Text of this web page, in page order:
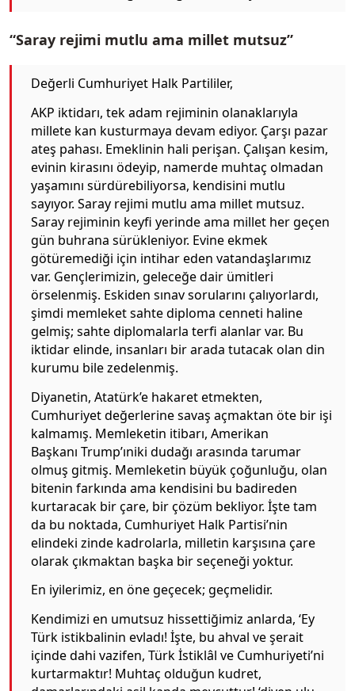
“Saray rejimi mutlu ama millet mutsuz”
Değerli Cumhuriyet Halk Partililer,
AKP iktidarı, tek adam rejiminin olanaklarıyla
millete kan kusturmaya devam ediyor. Çarşı pazar
ateş pahası. Emeklinin hali perişan. Çalışan kesim,
evinin kirasını ödeyip, namerde muhtaç olmadan
yaşamını sürdürebiliyorsa, kendisini mutlu
sayıyor. Saray rejimi mutlu ama millet mutsuz.
Saray rejiminin keyfi yerinde ama millet her geçen
gün buhrana sürükleniyor. Evine ekmek
götüremediği için intihar eden vatandaşlarımız
var. Gençlerimizin, geleceğe dair ümitleri
örselenmiş. Eskiden sınav sorularını çalıyorlardı,
şimdi memleket sahte diploma cenneti haline
gelmiş; sahte diplomalarla terfi alanlar var. Bu
iktidar elinde, insanları bir arada tutacak olan din
kurumu bile zedelenmiş.
Diyanetin, Atatürk’e hakaret etmekten,
Cumhuriyet değerlerine savaş açmaktan öte bir işi
kalmamış. Memleketin itibarı, Amerikan
Başkanı Trump’ıniki dudağı arasında tarumar
olmuş gitmiş. Memleketin büyük çoğunluğu, olan
bitenin farkında ama kendisini bu badireden
kurtaracak bir çare, bir çözüm bekliyor. İşte tam
da bu noktada, Cumhuriyet Halk Partisi’nin
elindeki zinde kadrolarla, milletin karşısına çare
olarak çıkmaktan başka bir seçeneği yoktur.
En iyilerimiz, en öne geçecek; geçmelidir.
Kendimizi en umutsuz hissettiğimiz anlarda, ‘Ey
Türk istikbalinin evladı! İşte, bu ahval ve şerait
içinde dahi vazifen, Türk İstiklâl ve Cumhuriyeti’ni
kurtarmaktır! Muhtaç olduğun kudret,